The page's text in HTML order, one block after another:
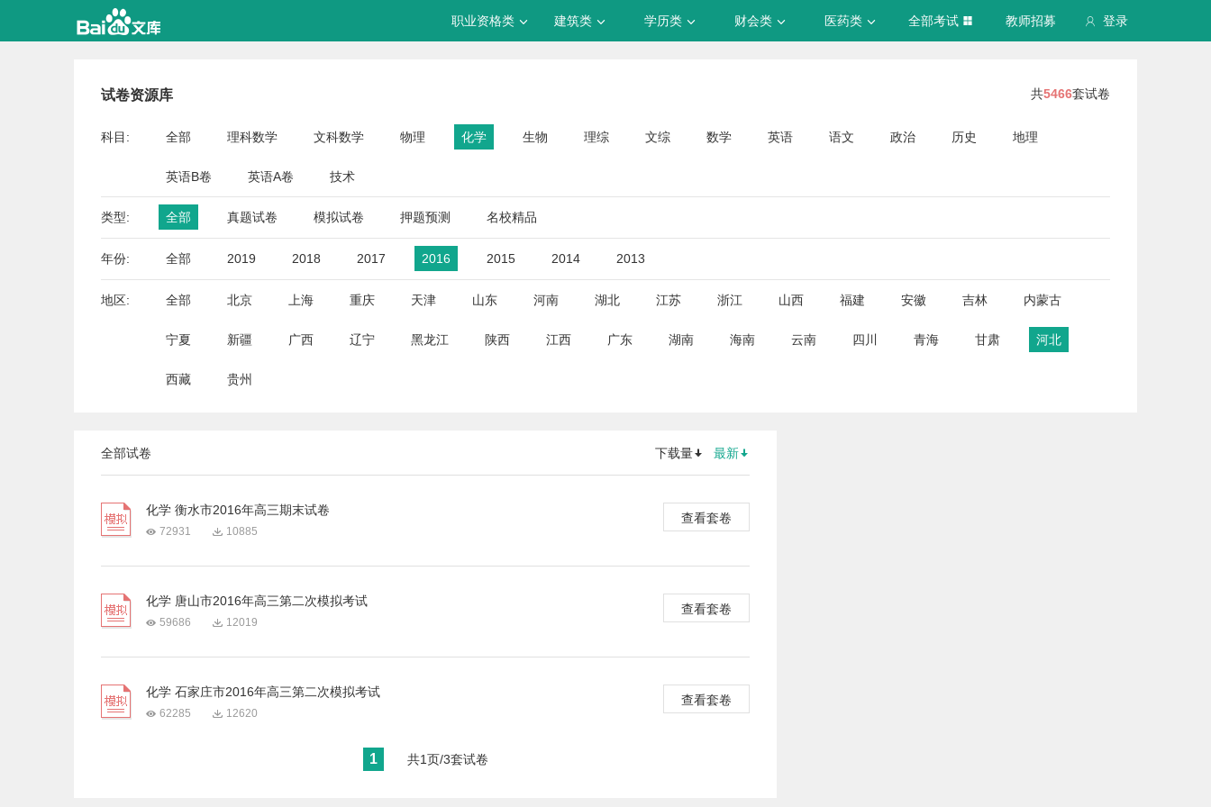
登录
职业资格类 建筑类 学历类 财会类 医药类 全部考试 教师招募
试卷资源库 共5466套试卷
科目: 全部 理科数学 文科数学 物理 化学 生物 理综 文综 数学 英语 语文 政治 历史 地理
英语B卷 英语A卷 技术
类型: 全部 真题试卷 模拟试卷 押题预测 名校精品
年份: 全部 2019 2018 2017 2016 2015 2014 2013
地区: 全部 北京 上海 重庆 天津 山东 河南 湖北 江苏 浙江 山西 福建 安徽 吉林 内蒙古
宁夏 新疆 广西 辽宁 黑龙江 陕西 江西 广东 湖南 海南 云南 四川 青海 甘肃 河北
西藏 贵州
全部试卷 下载量 最新
化学 衡水市2016年高三期末试卷
72931 10885
查看套卷
化学 唐山市2016年高三第二次模拟考试
59686 12019
查看套卷
化学 石家庄市2016年高三第二次模拟考试
62285 12620
查看套卷
1 共1页/3套试卷